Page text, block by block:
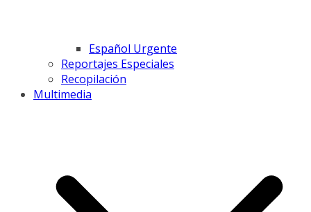
Español Urgente
Reportajes Especiales
Recopilación
Multimedia